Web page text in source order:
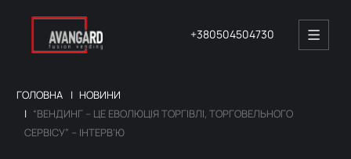
+380504504730
ГОЛОВНА
НОВИНИ
“ВЕНДИНГ – ЦЕ ЕВОЛЮЦІЯ ТОРГІВЛІ, ТОРГОВЕЛЬНОГО
СЕРВІСУ” – ІНТЕРВ’Ю